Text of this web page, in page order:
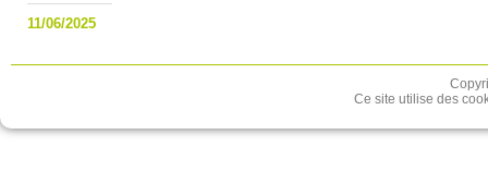
11/06/2025
Ce site utilise des